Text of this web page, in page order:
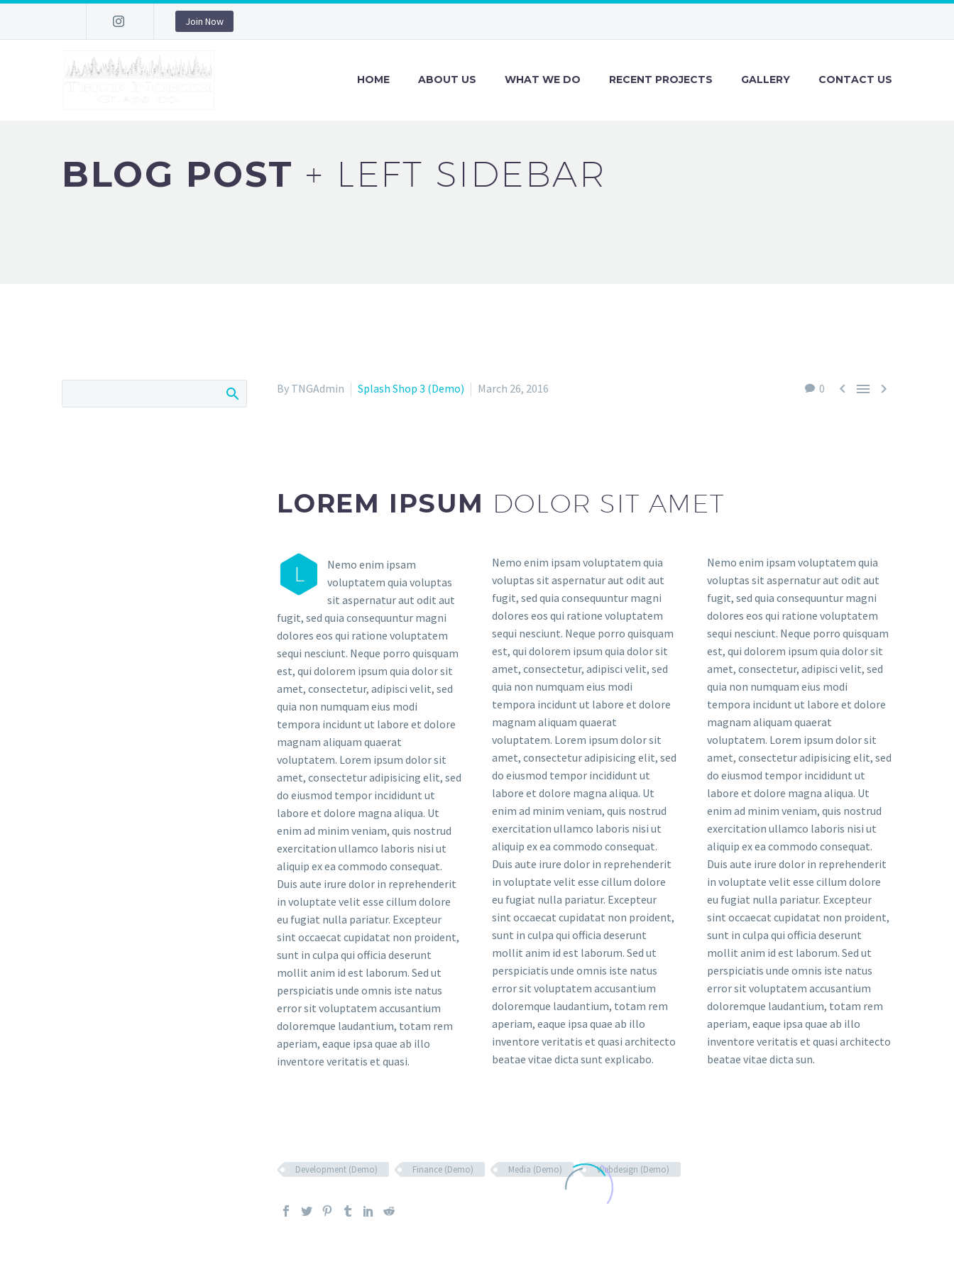
Join Now
HOME ABOUT US WHAT WE DO RECENT PROJECTS GALLERY CONTACT US
BLOG POST + LEFT SIDEBAR
0   
By TNGAdmin Splash Shop 3 (Demo) March 26, 2016
LOREM IPSUM DOLOR SIT AMET
L
Nemo enim ipsam
voluptatem quia voluptas
sit aspernatur aut odit aut
fugit, sed quia consequuntur magni
dolores eos qui ratione voluptatem
sequi nesciunt. Neque porro quisquam
est, qui dolorem ipsum quia dolor sit
amet, consectetur, adipisci velit, sed
quia non numquam eius modi
tempora incidunt ut labore et dolore
magnam aliquam quaerat
voluptatem. Lorem ipsum dolor sit
amet, consectetur adipisicing elit, sed
do eiusmod tempor incididunt ut
labore et dolore magna aliqua. Ut
enim ad minim veniam, quis nostrud
exercitation ullamco laboris nisi ut
aliquip ex ea commodo consequat.
Duis aute irure dolor in reprehenderit
in voluptate velit esse cillum dolore
eu fugiat nulla pariatur. Excepteur
sint occaecat cupidatat non proident,
sunt in culpa qui officia deserunt
mollit anim id est laborum. Sed ut
perspiciatis unde omnis iste natus
error sit voluptatem accusantium
doloremque laudantium, totam rem
aperiam, eaque ipsa quae ab illo
inventore veritatis et quasi.
Nemo enim ipsam voluptatem quia
voluptas sit aspernatur aut odit aut
fugit, sed quia consequuntur magni
dolores eos qui ratione voluptatem
sequi nesciunt. Neque porro quisquam
est, qui dolorem ipsum quia dolor sit
amet, consectetur, adipisci velit, sed
quia non numquam eius modi
tempora incidunt ut labore et dolore
magnam aliquam quaerat
voluptatem. Lorem ipsum dolor sit
amet, consectetur adipisicing elit, sed
do eiusmod tempor incididunt ut
labore et dolore magna aliqua. Ut
enim ad minim veniam, quis nostrud
exercitation ullamco laboris nisi ut
aliquip ex ea commodo consequat.
Duis aute irure dolor in reprehenderit
in voluptate velit esse cillum dolore
eu fugiat nulla pariatur. Excepteur
sint occaecat cupidatat non proident,
sunt in culpa qui officia deserunt
mollit anim id est laborum. Sed ut
perspiciatis unde omnis iste natus
error sit voluptatem accusantium
doloremque laudantium, totam rem
aperiam, eaque ipsa quae ab illo
inventore veritatis et quasi architecto
beatae vitae dicta sunt explicabo.
Nemo enim ipsam voluptatem quia
voluptas sit aspernatur aut odit aut
fugit, sed quia consequuntur magni
dolores eos qui ratione voluptatem
sequi nesciunt. Neque porro quisquam
est, qui dolorem ipsum quia dolor sit
amet, consectetur, adipisci velit, sed
quia non numquam eius modi
tempora incidunt ut labore et dolore
magnam aliquam quaerat
voluptatem. Lorem ipsum dolor sit
amet, consectetur adipisicing elit, sed
do eiusmod tempor incididunt ut
labore et dolore magna aliqua. Ut
enim ad minim veniam, quis nostrud
exercitation ullamco laboris nisi ut
aliquip ex ea commodo consequat.
Duis aute irure dolor in reprehenderit
in voluptate velit esse cillum dolore
eu fugiat nulla pariatur. Excepteur
sint occaecat cupidatat non proident,
sunt in culpa qui officia deserunt
mollit anim id est laborum. Sed ut
perspiciatis unde omnis iste natus
error sit voluptatem accusantium
doloremque laudantium, totam rem
aperiam, eaque ipsa quae ab illo
inventore veritatis et quasi architecto
beatae vitae dicta sun.
Development (Demo) Finance (Demo) Media (Demo) Webdesign (Demo)